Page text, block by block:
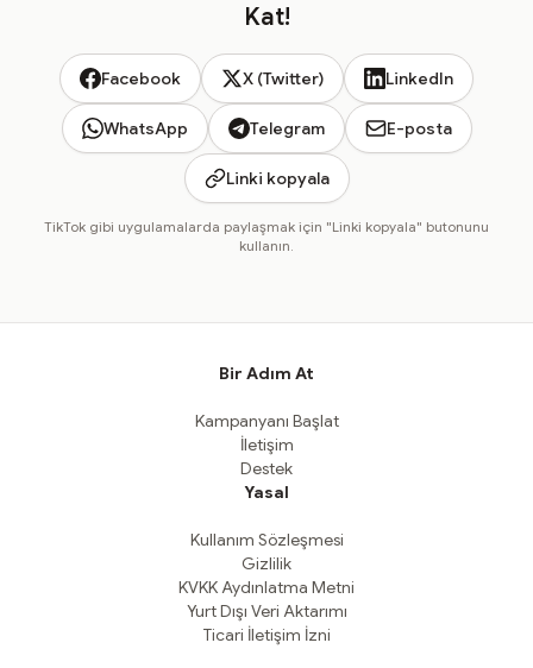
Kat!
Facebook X (Twitter) LinkedIn
WhatsApp Telegram E-posta
Linki kopyala
TikTok gibi uygulamalarda paylaşmak için "Linki kopyala" butonunu
kullanın.
Bir Adım At
Kampanyanı Başlat
İletişim
Destek
Yasal
Kullanım Sözleşmesi
Gizlilik
KVKK Aydınlatma Metni
Yurt Dışı Veri Aktarımı
Ticari İletişim İzni